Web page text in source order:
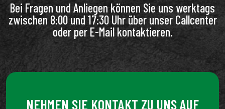
Bei Fragen und Anliegen können Sie uns werktags
zwischen 8:00 und 17:30 Uhr über unser Callcenter
oder per E-Mail kontaktieren.
NEHMEN SIE KONTAKT ZU UNS AUF